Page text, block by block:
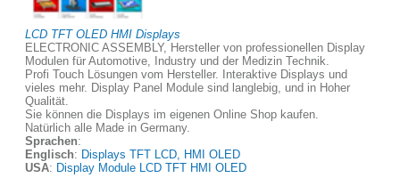
LCD TFT OLED HMI Displays
ELECTRONIC ASSEMBLY, Hersteller von professionellen Display
Modulen für Automotive, Industry und der Medizin Technik.
Profi Touch Lösungen vom Hersteller. Interaktive Displays und
vieles mehr. Display Panel Module sind langlebig, und in Hoher
Qualität.
Sie können die Displays im eigenen Online Shop kaufen.
Natürlich alle Made in Germany.
Sprachen:
Englisch: Displays TFT LCD, HMI OLED
USA: Display Module LCD TFT HMI OLED